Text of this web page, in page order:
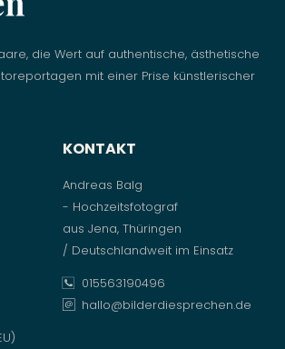
die Wert auf authentische, ästhetische
mit einer Prise künstlerischer
KONTAKT
Andreas Balg
- Hochzeitsfotograf
aus Jena, Thüringen
/ Deutschlandweit im Einsatz
015563190496
hallo@bilderdiesprechen.de